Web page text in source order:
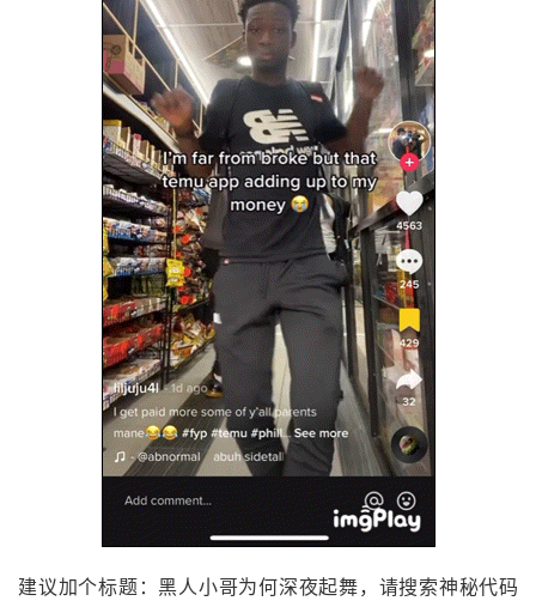
建议加个标题：黑人小哥为何深夜起舞，请搜索神秘代码